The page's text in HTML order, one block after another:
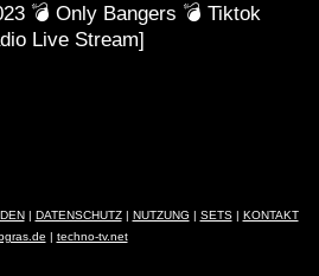
💣 Only Bangers 💣 Tiktok
Live Stream]
| DATENSCHUTZ| NUTZUNG | SETS| KONTAKT
| techno-tv.net